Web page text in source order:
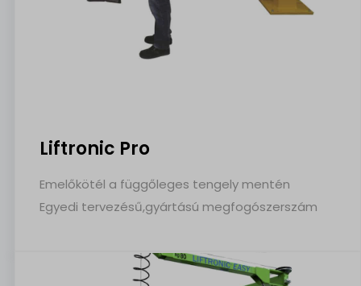
Liftronic Pro
Emelőkötél a függőleges tengely mentén
Egyedi tervezésű,gyártású megfogószerszám